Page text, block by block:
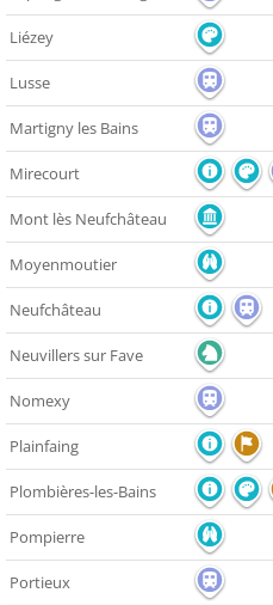
Liézey
Lusse
Martigny les Bains
Mirecourt
Mont lès Neufchâteau
Moyenmoutier
Neufchâteau
Neuvillers sur Fave
Nomexy
Plainfaing
Plombières-les-Bains
Pompierre
Portieux